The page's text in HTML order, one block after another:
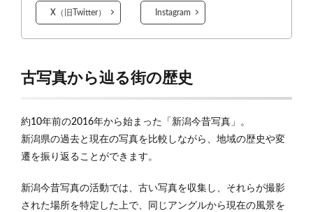
X（旧Twitter） Instagram
古写真から辿る街の歴史
約10年前の2016年から始まった「新潟今昔写真」。
新潟県の過去と現在の写真を比較しながら、地域の歴史や変
遷を振り返ることができます。
新潟今昔写真の活動では、古い写真を収集し、それらが撮影
された場所を特定した上で、同じアングルから現在の風景を